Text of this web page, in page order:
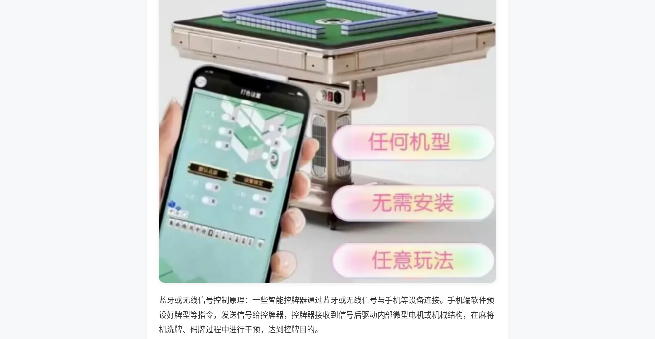
蓝牙或无线信号控制原理：一些智能控牌器通过蓝牙或无线信号与手机等设备连接。手机端软件预
设好牌型等指令，发送信号给控牌器，控牌器接收到信号后驱动内部微型电机或机械结构，在麻将
机洗牌、码牌过程中进行干预，达到控牌目的。